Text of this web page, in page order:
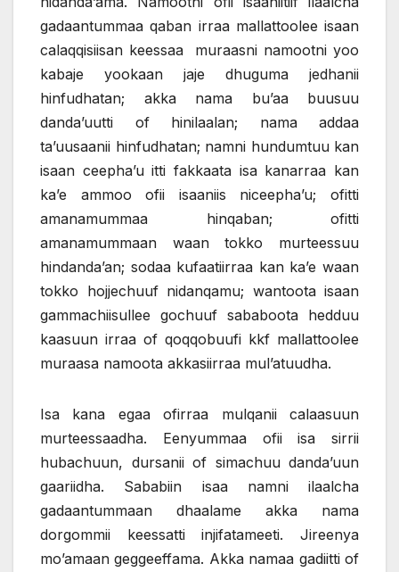
gadaantummaa qaban irraa mallattoolee isaan
calaqqisiisan keessaa muraasni namootni yoo
kabaje yookaan jaje dhuguma jedhanii
hinfudhatan; akka nama bu’aa buusuu
danda’uutti of hinilaalan; nama addaa
ta’uusaanii hinfudhatan; namni hundumtuu kan
isaan ceepha’u itti fakkaata isa kanarraa kan
ka’e ammoo ofii isaaniis niceepha’u; ofitti
amanamummaa hinqaban; ofitti
amanamummaan waan tokko murteessuu
hindanda’an; sodaa kufaatiirraa kan ka’e waan
tokko hojjechuuf nidanqamu; wantoota isaan
gammachiisullee gochuuf sababoota hedduu
kaasuun irraa of qoqqobuufi kkf mallattoolee
muraasa namoota akkasiirraa mul’atuudha.
Isa kana egaa ofirraa mulqanii calaasuun
murteessaadha. Eenyummaa ofii isa sirrii
hubachuun, dursanii of simachuu danda’uun
gaariidha. Sababiin isaa namni ilaalcha
gadaantummaan dhaalame akka nama
dorgommii keessatti injifatameeti. Jireenya
mo’amaan geggeeffama. Akka namaa gadiitti of